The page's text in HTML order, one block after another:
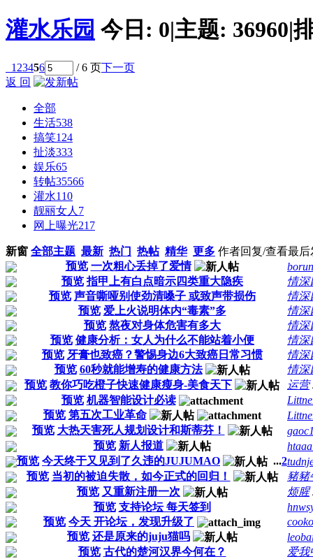
灌水乐园 今日: 0|主题: 36960|
1 23456 / 6 页下一页
返 回
全部
生活538
搞笑124
扯淡333
娱乐65
转帖35566
灌水110
靓丽女人 7
网上曝光217
新窗 全部主题 最新 热门 热帖 精华 更多 作者回复/查看最后
预览 一次粗心丢掉了爱情
预览 指甲上有白点暗示四类重大隐疾
情深
预览 声音嘶哑别使劲清嗓子 或致声带损伤
情深
预览 爱上火说明体内“毒素”多
情深
预览 熬夜对身体危害有多大
情深
预览 健康分析：女人为什么不能站着小便
情深
预览 牙膏也致癌？警惕身边6大致癌日常习惯
情深
预览 60秒就能增寿的健康方法
情深
预览 教你巧吃橙子快速健康瘦身-美食天下 运营
预览 机器智能设计必读
预览 第五次工业革命
预览 大热天害死人规划设计和斯蒂芬！
预览 新人报道
预览 今天终于又见到了久违的JUJUMAO ...2
预览 当初的被迫失散，如今正式的回归！
豬豬
预览 又重新注册一次 烦腥
预览 支持论坛 每天签到
预览 今天 开论坛，发现升级了
预览 还是原来的juju猫吗
预览 古代的楚河汉界今何在？
爱我